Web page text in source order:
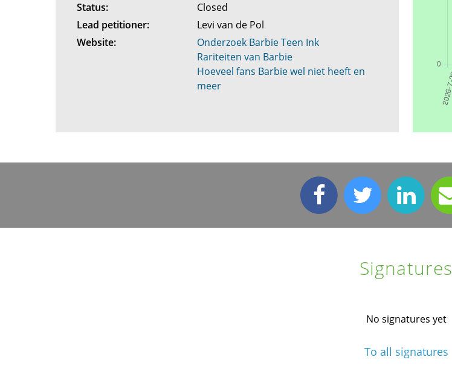
Status:
Closed
Lead petitioner:
Levi van de Pol
Website:
Onderzoek Barbie Teen Ink
Rariteiten van Barbie
Hoeveel fans Barbie wel niet heeft en
meer
Signatures
No signatures yet
To all signatures